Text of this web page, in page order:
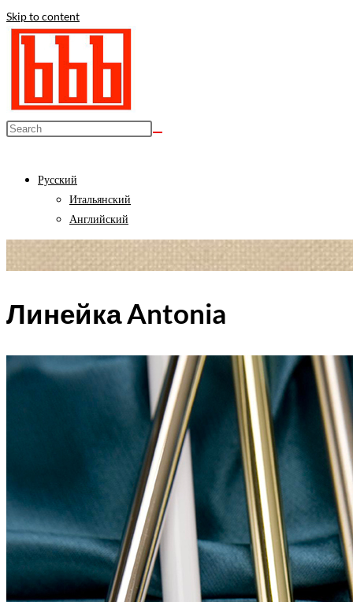
Skip to content
Русский
Итальянский
Английский
Линейка Antonia